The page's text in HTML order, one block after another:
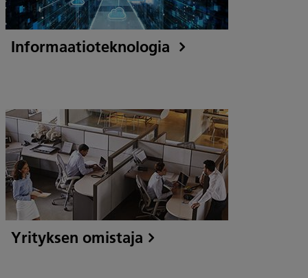
Informaatioteknologia
Yrityksen omistaja